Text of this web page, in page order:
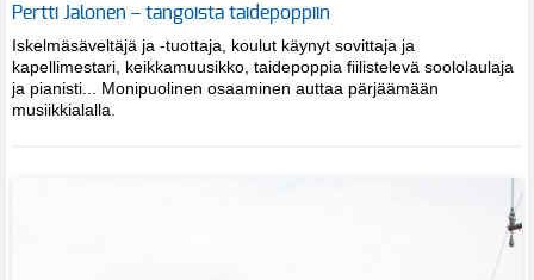
Pertti Jalonen – tangoista taidepoppiin
Iskelmäsäveltäjä ja -tuottaja, koulut käynyt sovittaja ja
kapellimestari, keikkamuusikko, taidepoppia fiilistelevä soololaulaja
ja pianisti... Monipuolinen osaaminen auttaa pärjäämään
musiikkialalla.